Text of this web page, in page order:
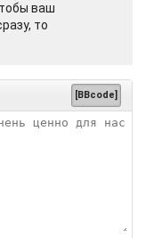
ваш
то
[BBcode]